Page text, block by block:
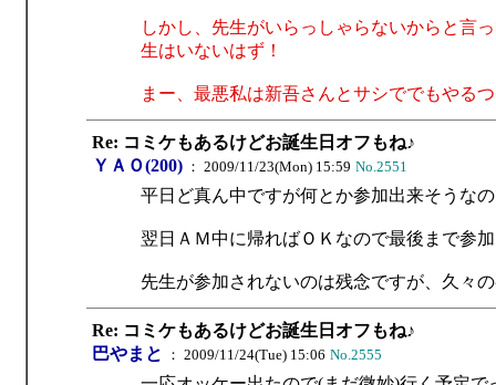
しかし、先生がいらっしゃらないからと言
生はいないはず！
まー、最悪私は新吾さんとサシででもやる
Re: コミケもあるけどお誕生日オフもね♪
ＹＡＯ(200)： 2009/11/23(Mon) 15:59 No.2551
平日ど真ん中ですが何とか参加出来そうな
翌日ＡＭ中に帰ればＯＫなので最後まで参
先生が参加されないのは残念ですが、久々
Re: コミケもあるけどお誕生日オフもね♪
巴やまと ： 2009/11/24(Tue) 15:06 No.2555